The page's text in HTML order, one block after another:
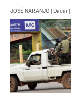
JOSÉ NARANJO | Dacar |